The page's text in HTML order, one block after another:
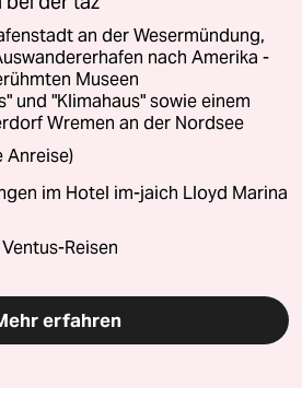
an der Wesermündung,
nach Amerika -
Museen
und "Klimahaus" sowie einem
Wremen an der Nordsee
Anreise)
im Hotel im-jaich Lloyd Marina
Reisen
erfahren